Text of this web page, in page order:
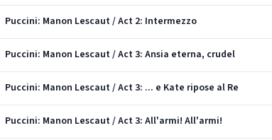
Puccini: Manon Lescaut / Act 2: Intermezzo
Puccini: Manon Lescaut / Act 3: Ansia eterna, crudel
Puccini: Manon Lescaut / Act 3: ... e Kate ripose al Re
Puccini: Manon Lescaut / Act 3: All'armi! All'armi!